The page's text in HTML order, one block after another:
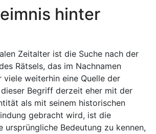
hinter
Zeitalter ist die Suche nach der
Rätsels, das im Nachnamen
weiterhin eine Quelle der
Begriff derzeit eher mit der
als mit seinem historischen
gebracht wird, ist die
ursprüngliche Bedeutung zu kennen,